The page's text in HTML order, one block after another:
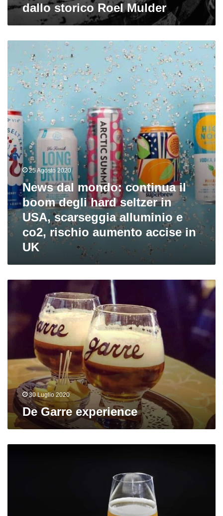
dallo storico Roel Mulder
News
mondo:
continua
il
boom
degli
hard
seltzer
in
USA,
scarseggia
alluminio
co2,
rischio
aumento
accise
in
25 Agosto 2020
News dal mondo: continua il
boom degli hard seltzer in
USA, scarseggia alluminio e
co2, rischio aumento accise in
UK
30 Luglio 2020
De Garre experience